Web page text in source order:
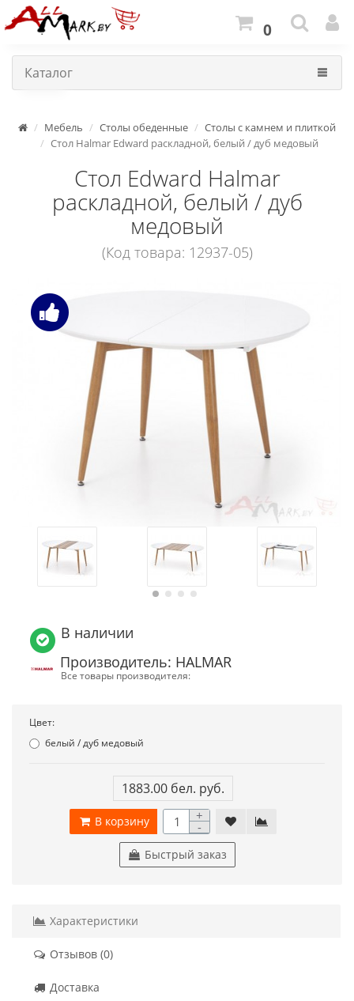
0
Каталог
Мебель Столы обеденные
Столы с камнем и плиткой
Стол Halmar Edward раскладной, белый / дуб медовый
Стол Edward Halmar
раскладной, белый / дуб
медовый
(Код товара: 12937-05)
В наличии
Производитель: HALMAR
Все товары производителя:
Цвет:
белый / дуб медовый
1883.00 бел. руб.
В корзину +
-
Быстрый заказ
Характеристики
Отзывов (0)
Доставка